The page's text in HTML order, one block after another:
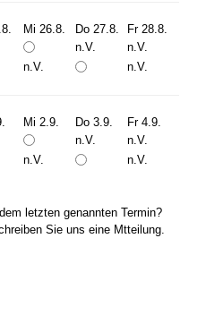
Mi 26.8. Do 27.8.
Fr 28.8.
n.V.
n.V.
n.V. n.V.
Mi 2.9. Do 3.9.
Fr 4.9.
n.V.
n.V.
n.V. n.V.
letzten genannten Termin?
Sie uns eine Mtteilung.